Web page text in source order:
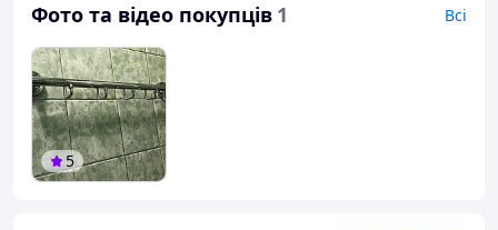
Фото та відео покупців 1 Всі
5